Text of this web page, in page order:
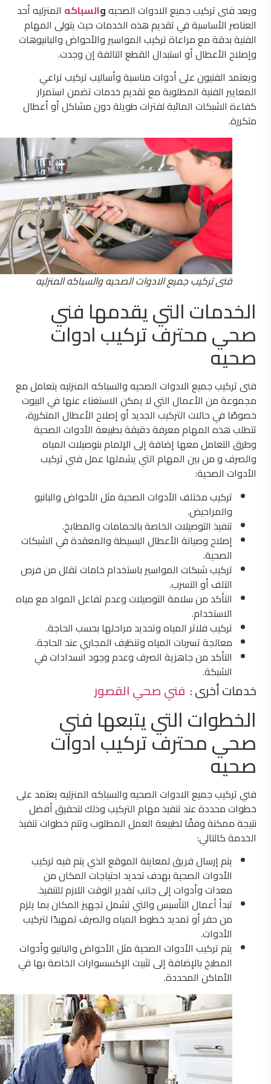
ويعد فنى تركيب جميع الادوات الصحيهوالسباكهالمنزليه أحد
العناصر الأساسية في تقديم هذه الخدمات حيث يتولى المهام
الفنية بدقة مع مراعاة تركيب المواسير والأحواض والبانيوهات
وإصلاح الأعطال أو استبدال القطع التالفة إن وجدت.
ويعتمد الفنيون على أدوات مناسبة وأساليب تركيب تراعي
المعايير الفنية المطلوبة مع تقديم خدمات تضمن استمرار
كفاءة الشبكات المائية لفترات طويلة دون مشاكل أو أعطال
متكررة.
فنى تركيب جميع الادوات الصحيه والسباكه المنزليه
الخدمات التي يقدمها فني
صحي محترف تركيب ادوات
صحيه
فنى تركيب جميع الادوات الصحيه والسباكه المنزليه يتعامل مع
مجموعة من الأعمال التي لا يمكن الاستغناء عنها في البيوت
خصوصًا في حالات التركيب الجديد أو إصلاح الأعطال المتكررة،
تتطلب هذه المهام معرفة دقيقة بطبيعة الأدوات الصحية
وطرق التعامل معها إضافة إلى الإلمام بتوصيلات المياه
والصرف و من بين المهام التي يشملها عمل فني تركيب
الأدوات الصحية:
تركيب مختلف الأدوات الصحية مثل الأحواض والبانيو
والمراحيض.
تنفيذ التوصيلات الخاصة بالحمامات والمطابخ.
إصلاح وصيانة الأعطال البسيطة والمعقدة في الشبكات
الصحية.
تركيب شبكات المواسير باستخدام خامات تقلل من فرص
التلف أو التسرب.
التأكد من سلامة التوصيلات وعدم تفاعل المواد مع مياه
الاستخدام.
تركيب فلاتر المياه وتحديد مراحلها بحسب الحاجة.
معالجة تسربات المياه وتنظيف المجاري عند الحاجة.
التأكد من جاهزية الصرف وعدم وجود انسدادات في
الشبكة.
خدمات أخرى :فني صحي القصور
الخطوات التي يتبعها فني
صحي محترف تركيب ادوات
صحيه
فني تركيب جميع الادوات الصحيه والسباكه المنزليه يعتمد على
خطوات محددة عند تنفيذ مهام التركيب وذلك لتحقيق أفضل
نتيجة ممكنة وفقًا لطبيعة العمل المطلوب وتتم خطوات تنفيذ
الخدمة كالتالي:
يتم إرسال فريق لمعاينة الموقع الذي يتم فيه تركيب
الأدوات الصحية بهدف تحديد احتياجات المكان من
معدات وأدوات إلى جانب تقدير الوقت اللازم للتنفيذ.
تبدأ أعمال التأسيس والتي تشمل تجهيز المكان بما يلزم
من حفر أو تمديد خطوط المياه والصرف تمهيدًا لتركيب
الأدوات.
يتم تركيب الأدوات الصحية مثل الأحواض والبانيو وأدوات
المطبخ بالإضافة إلى تثبيت الإكسسوارات الخاصة بها في
الأماكن المحددة.